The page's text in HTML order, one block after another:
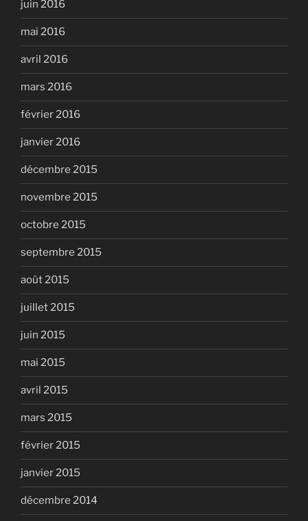
juin 2016
mai 2016
avril 2016
mars 2016
février 2016
janvier 2016
décembre 2015
novembre 2015
octobre 2015
septembre 2015
août 2015
juillet 2015
juin 2015
mai 2015
avril 2015
mars 2015
février 2015
janvier 2015
décembre 2014